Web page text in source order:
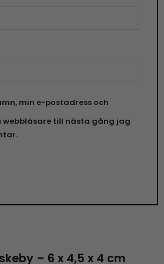
min e-postadress och
webbläsare till nästa gång jag
– 6 x 4,5 x 4 cm